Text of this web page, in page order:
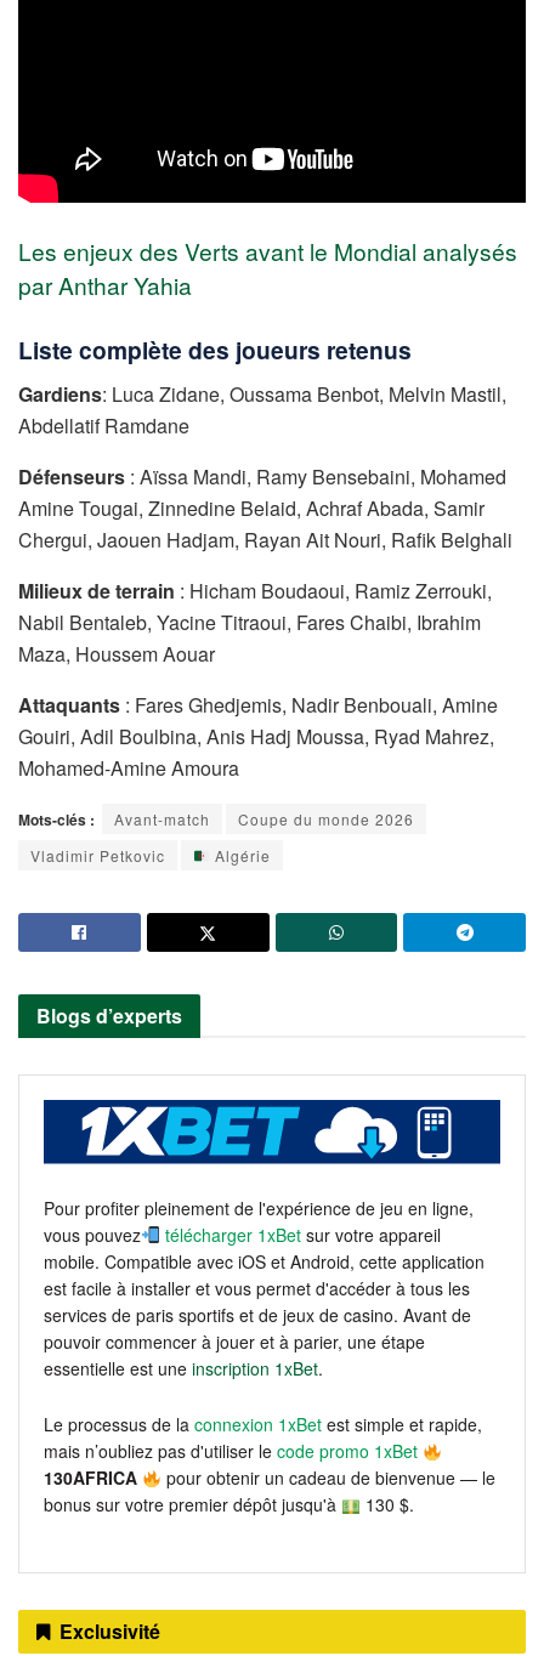
Les enjeux des Verts avant le Mondial analysés
par Anthar Yahia
Liste complète des joueurs retenus
Gardiens: Luca Zidane, Oussama Benbot, Melvin Mastil,
Abdellatif Ramdane
Défenseurs : Aïssa Mandi, Ramy Bensebaini, Mohamed
Amine Tougai, Zinnedine Belaid, Achraf Abada, Samir
Chergui, Jaouen Hadjam, Rayan Ait Nouri, Rafik Belghali
Milieux de terrain : Hicham Boudaoui, Ramiz Zerrouki,
Nabil Bentaleb, Yacine Titraoui, Fares Chaibi, Ibrahim
Maza, Houssem Aouar
Attaquants : Fares Ghedjemis, Nadir Benbouali, Amine
Gouiri, Adil Boulbina, Anis Hadj Moussa, Ryad Mahrez,
Mohamed-Amine Amoura
Mots-clés : Avant-match
Coupe du monde 2026
Vladimir Petkovic
Algérie
Blogs d’experts
Pour profiter pleinement de l'expérience de jeu en ligne,
vous pouvez
télécharger 1xBet sur votre appareil
mobile. Compatible avec iOS et Android, cette application
est facile à installer et vous permet d'accéder à tous les
services de paris sportifs et de jeux de casino. Avant de
pouvoir commencer à jouer et à parier, une étape
essentielle est une inscription 1xBet.
Le processus de la connexion 1xBet est simple et rapide,
mais n’oubliez pas d'utiliser le code promo 1xBet
130AFRICA
pour obtenir un cadeau de bienvenue — le
bonus sur votre premier dépôt jusqu'à
130 $.
Exclusivité